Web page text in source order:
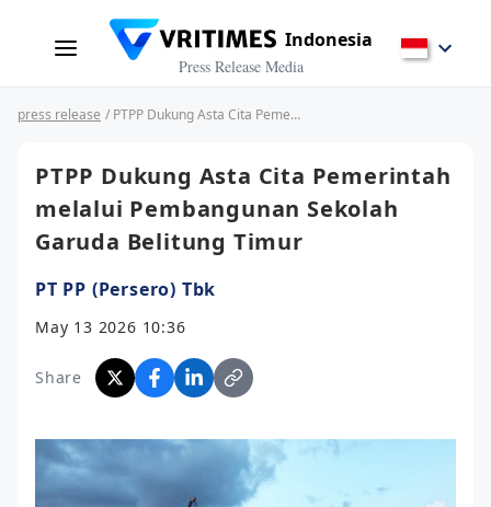
Indonesia
Press Release Media
press release / PTPP Dukung Asta Cita Pemerintah melalui Pembangunan Sekolah Garuda Belitung Timur
PTPP Dukung Asta Cita Pemerintah
melalui Pembangunan Sekolah
Garuda Belitung Timur
PT PP (Persero) Tbk
May 13 2026 10:36
Share